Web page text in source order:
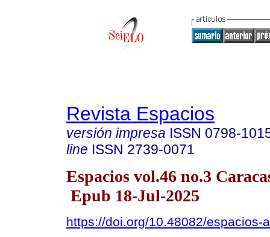
Revista Espacios
versión impresa ISSN 0798-
line ISSN 2739-0071
Espacios vol.46 no.3
Epub 18-Jul-2025
https://doi.org/10.48082/espacios-